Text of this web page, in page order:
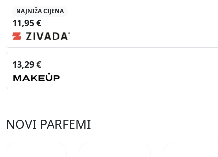
NAJNIŽA CIJENA
11,95 €
13,29 €
NOVI PARFEMI